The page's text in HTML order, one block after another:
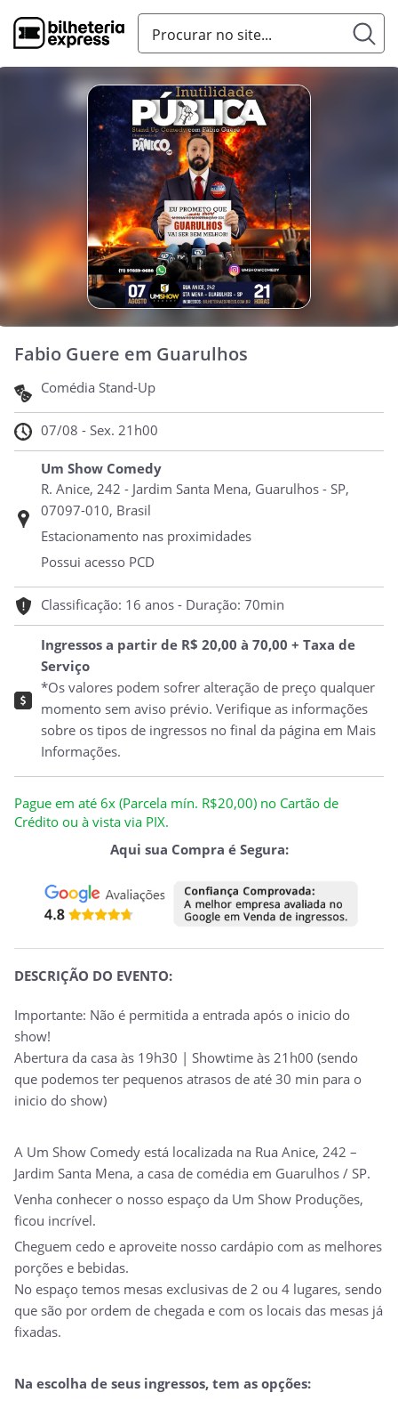
Fabio Guere em Guarulhos
Comédia Stand-Up
07/08 - Sex. 21h00
Um Show Comedy
R. Anice, 242 - Jardim Santa Mena, Guarulhos - SP,
07097-010, Brasil
Estacionamento nas proximidades
Possui acesso PCD
Classificação: 16 anos - Duração: 70min
Ingressos a partir de R$ 20,00 à 70,00 + Taxa de
Serviço
*Os valores podem sofrer alteração de preço qualquer
momento sem aviso prévio. Verifique as informações
sobre os tipos de ingressos no final da página em Mais
Informações.
Pague em até 6x (Parcela mín. R$20,00) no Cartão de
Crédito ou à vista via PIX.
Aqui sua Compra é Segura:
DESCRIÇÃO DO EVENTO:
Importante: Não é permitida a entrada após o inicio do
show!
Abertura da casa às 19h30 | Showtime às 21h00 (sendo
que podemos ter pequenos atrasos de até 30 min para o
inicio do show)
A Um Show Comedy está localizada na Rua Anice, 242 –
Jardim Santa Mena, a casa de comédia em Guarulhos / SP.
Venha conhecer o nosso espaço da Um Show Produções,
ficou incrível.
Cheguem cedo e aproveite nosso cardápio com as melhores
porções e bebidas.
No espaço temos mesas exclusivas de 2 ou 4 lugares, sendo
que são por ordem de chegada e com os locais das mesas já
fixadas.
Na escolha de seus ingressos, tem as opções: